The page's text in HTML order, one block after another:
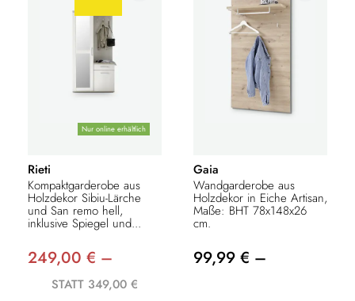
Nur online erhältlich
Rieti
Kompaktgarderobe aus
Holzdekor Sibiu-Lärche
und San remo hell,
inklusive Spiegel und...
249,00 € –
STATT 349,00 €
Gaia
Wandgarderobe aus
Holzdekor in Eiche Artisan,
Maße: BHT 78x148x26
cm.
99,99 € –